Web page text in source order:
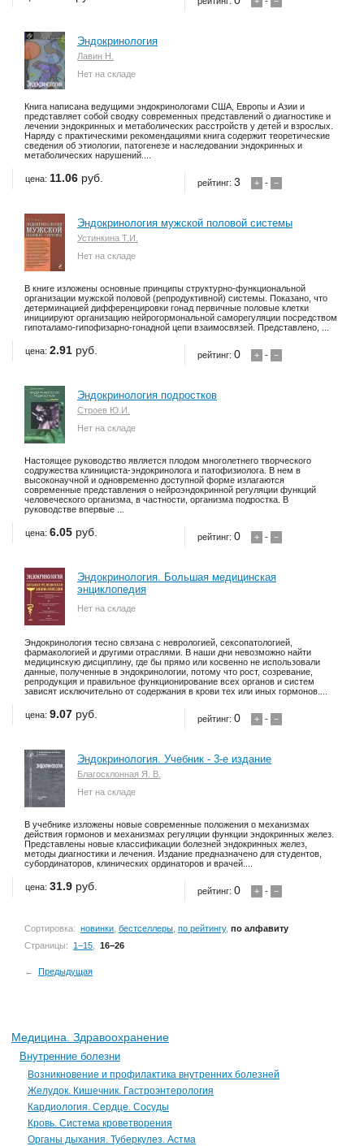
Эндокринология
Лавин Н.
Нет на складе
Книга написана ведущими эндокринологами США, Европы и Азии и
представляет собой сводку современных представлений о диагностике и
лечении эндокринных и метаболических расстройств у детей и взрослых.
Наряду с практическими рекомендациями книга содержит теоретические
сведения об этиологии, патогенезе и наследовании эндокринных и
метаболических нарушений....
рейтинг:3 + - −
цена: 11.06 руб.
Эндокринология мужской половой системы
Устинкина Т.И.
Нет на складе
В книге изложены основные принципы структурно-функциональной
организации мужской половой (репродуктивной) системы. Показано, что
детерминацией дифференцировки гонад первичные половые клетки
инициируют организацию нейрогормональной саморегуляции посредством
гипоталамо-гипофизарно-гонадной цепи взаимосвязей. Представлено, ...
рейтинг:0 + - −
цена: 2.91 руб.
Эндокринология подростков
Строев Ю.И.
Нет на складе
Настоящее руководство является плодом многолетнего творческого
содружества клинициста-эндокринолога и патофизиолога. В нем в
высоконаучной и одновременно доступной форме излагаются
современные представления о нейроэндокринной регуляции функций
человеческого организма, в частности, организма подростка. В
руководстве впервые ...
рейтинг:0 + - −
цена: 6.05 руб.
Эндокринология. Большая медицинская
энциклопедия
Нет на складе
Эндокринология тесно связана с неврологией, сексопатологией,
фармакологией и другими отраслями. В наши дни невозможно найти
медицинскую дисциплину, где бы прямо или косвенно не использовали
данные, полученные в эндокринологии, потому что рост, созревание,
репродукция и правильное функционирование всех органов и систем
зависят исключительно от содержания в крови тех или иных гормонов....
рейтинг:0 + - −
цена: 9.07 руб.
Эндокринология. Учебник - 3-е издание
Благосклонная Я. В.
Нет на складе
В учебнике изложены новые современные положения о механизмах
действия гормонов и механизмах регуляции функции эндокринных желез.
Представлены новые классификации болезней эндокринных желез,
методы диагностики и лечения. Издание предназначено для студентов,
субординаторов, клинических ординаторов и врачей....
рейтинг:0 + - −
цена: 31.9 руб.
Сортировка: новинки бестселлеры по рейтингу, по алфавиту
Страницы:
1−15 16−26
← Предыдущая
Медицина. Здравоохранение
Внутренние болезни
Возникновение и профилактика внутренних болезней
Желудок. Кишечник. Гастроэнтерология
Кардиология. Сердце. Сосуды
Кровь. Система кроветворения
Органы дыхания. Туберкулез. Астма